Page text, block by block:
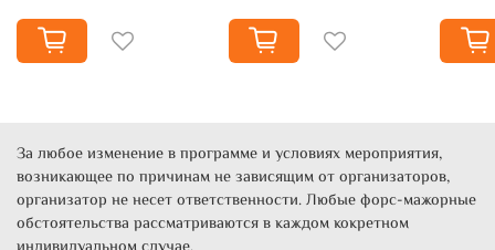
За любое изменение в программе и условиях мероприятия,
возникающее по причинам не зависящим от организаторов,
организатор не несет ответственности. Любые форс-мажорные
обстоятельства рассматриваются в каждом кокретном